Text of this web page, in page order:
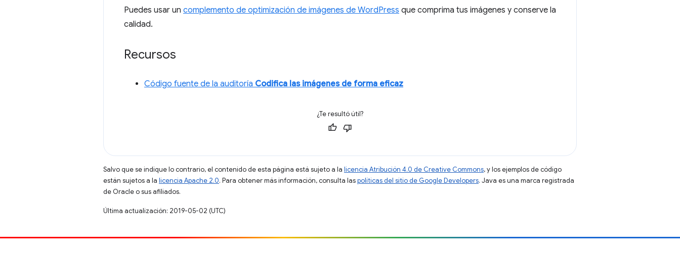
Puedes usar un complemento de optimización de imágenes de WordPress que comprima tus imágenes y conserve la
calidad.
Recursos
Código fuente de la auditoría Codifica las imágenes de forma eficaz
¿Te resultó útil?
Salvo que se indique lo contrario, el contenido de esta página está sujeto a la licencia Atribución 4.0 de Creative Commons, y los ejemplos de código
están sujetos a la licencia Apache 2.0. Para obtener más información, consulta laspolíticas del sitio de Google Developers. Java es una marca registrada
de Oracle o sus afiliados.
Última actualización: 2019-05-02 (UTC)